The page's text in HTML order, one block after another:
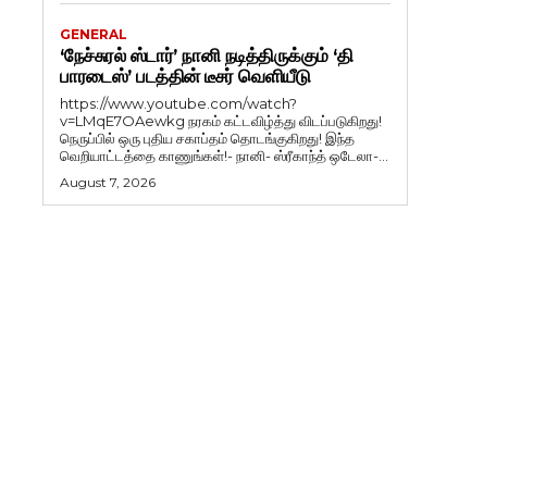
GENERAL
‘நேச்சுரல் ஸ்டார்’ நானி நடித்திருக்கும் ‘தி
பாரடைஸ்’ படத்தின் டீசர் வெளியீடு
https://www.youtube.com/watch?
v=LMqE7OAewkg நரகம் கட்டவிழ்த்து விடப்படுகிறது!
நெருப்பில் ஒரு புதிய சகாப்தம் தொடங்குகிறது! இந்த
வெறியாட்டத்தை காணுங்கள்!- நானி- ஸ்ரீகாந்த் ஒடேலா-...
August 7, 2026